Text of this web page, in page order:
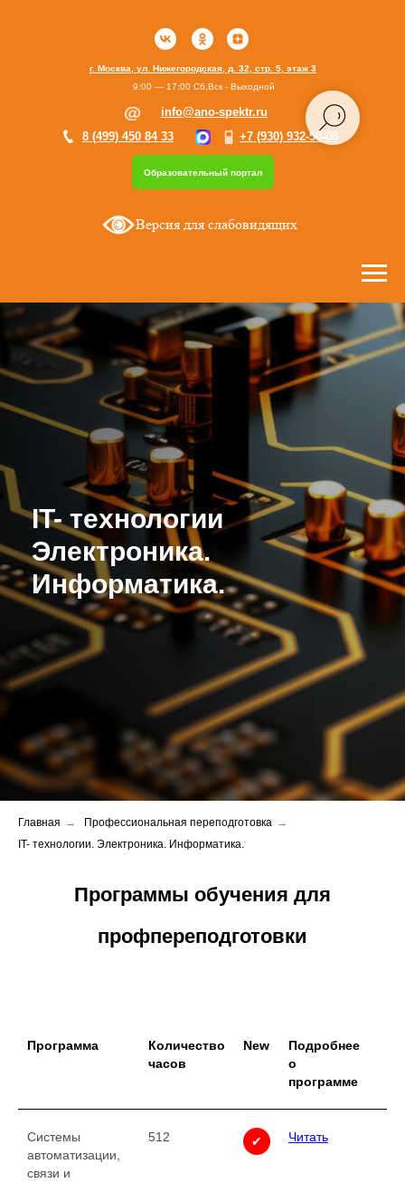
Образовательный портал
г. Москва, ул. Нижегородская, д. 32, стр. 5, этаж 3
+7 (930) 932-50-08
8 (499) 450 84 33
info@ano-spektr.ru
9:00 — 17:00 Сб,Вск - Выходной
Версия для слабовидящих
IT- технологии
Электроника.
Информатика.
Главная → Профессиональная переподготовка →
IT- технологии. Электроника. Информатика.
Программы обучения для
профпереподготовки
Программа
Количество
часов
New
Подробнее
о
программе
Системы
автоматизации,
связи и
512 ✔ Читать